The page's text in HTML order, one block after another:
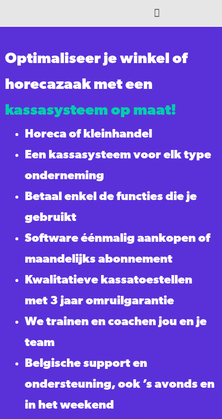
Optimaliseer je winkel of
horecazaak met een
kassasysteem op maat!
Horeca of kleinhandel
Een kassasysteem voor elk type
onderneming
Betaal enkel de functies die je
gebruikt
Software éénmalig aankopen of
maandelijks abonnement
Kwalitatieve kassatoestellen
met 3 jaar omruilgarantie
We trainen en coachen jou en je
team
Belgische support en
ondersteuning, ook ’s avonds en
in het weekend